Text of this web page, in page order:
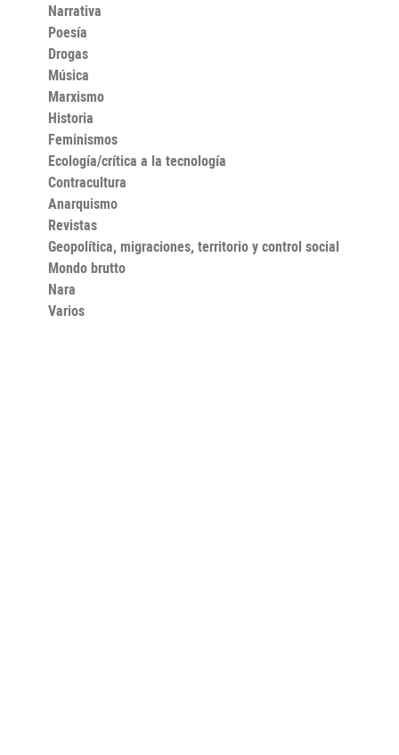
Narrativa
Poesía
Drogas
Música
Marxismo
Historia
Feminismos
Ecología/crítica a la tecnología
Contracultura
Anarquismo
Revistas
Geopolítica, migraciones, territorio y control social
Mondo brutto
Nara
Varios